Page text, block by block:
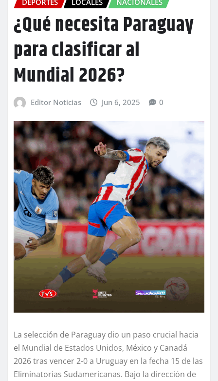
¿Qué necesita Paraguay
para clasificar al
Mundial 2026?
Editor Noticias Jun 6, 2025 0
La selección de Paraguay dio un paso crucial hacia
el Mundial de Estados Unidos, México y Canadá
2026 tras vencer 2-0 a Uruguay en la fecha 15 de las
Eliminatorias Sudamericanas. Bajo la dirección de